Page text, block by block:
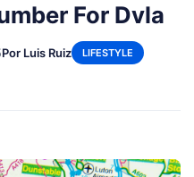
For Dvla
Por Luis Ruiz LIFESTYLE